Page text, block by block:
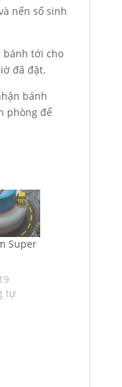
nến số sinh
bánh tới cho
đã đặt.
bánh
phòng để
Super
tự